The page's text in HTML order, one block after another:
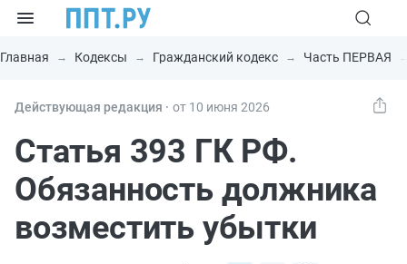
Главная Кодексы Гражданский кодекс Часть ПЕРВАЯ
Действующая редакция ⸱ от 10 июня 2026
Статья 393 ГК РФ.
Обязанность должника
возместить убытки